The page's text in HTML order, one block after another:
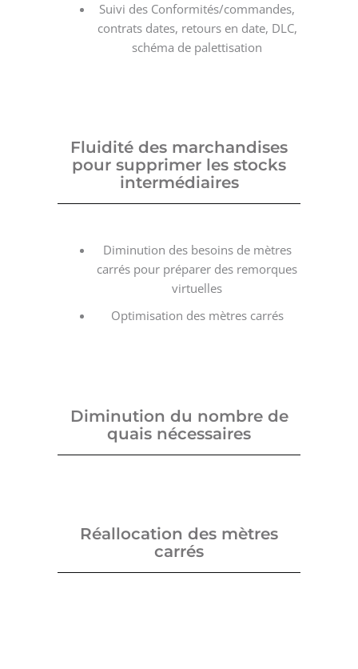
Suivi des Conformités/commandes,
contrats dates, retours en date, DLC,
schéma de palettisation
Fluidité des marchandises
pour supprimer les stocks
intermédiaires
Diminution des besoins de mètres
carrés pour préparer des remorques
virtuelles
Optimisation des mètres carrés
Diminution du nombre de
quais nécessaires
Réallocation des mètres
carrés